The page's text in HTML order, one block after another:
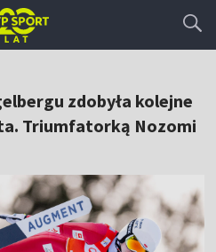
zdobyła kolejne
Triumfatorką Nozomi